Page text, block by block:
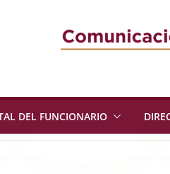
DEL FUNCIONARIO